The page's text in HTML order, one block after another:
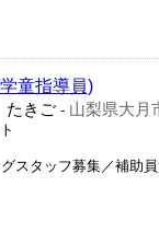
童指導員)
きご - 山梨県大月
スタッフ募集／補助